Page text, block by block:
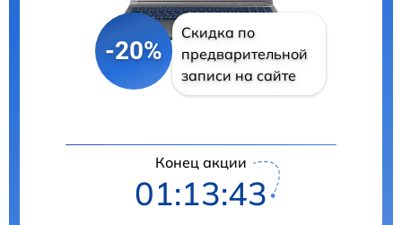
-20%
Скидка по
предварительной
записи на сайте
Конец акции
01:13:43